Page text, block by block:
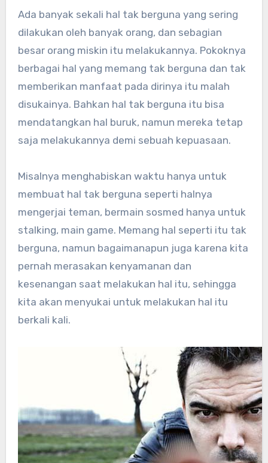
Ada banyak sekali hal tak berguna yang sering
dilakukan oleh banyak orang, dan sebagian
besar orang miskin itu melakukannya. Pokoknya
berbagai hal yang memang tak berguna dan tak
memberikan manfaat pada dirinya itu malah
disukainya. Bahkan hal tak berguna itu bisa
mendatangkan hal buruk, namun mereka tetap
saja melakukannya demi sebuah kepuasaan.
Misalnya menghabiskan waktu hanya untuk
membuat hal tak berguna seperti halnya
mengerjai teman, bermain sosmed hanya untuk
stalking, main game. Memang hal seperti itu tak
berguna, namun bagaimanapun juga karena kita
pernah merasakan kenyamanan dan
kesenangan saat melakukan hal itu, sehingga
kita akan menyukai untuk melakukan hal itu
berkali kali.